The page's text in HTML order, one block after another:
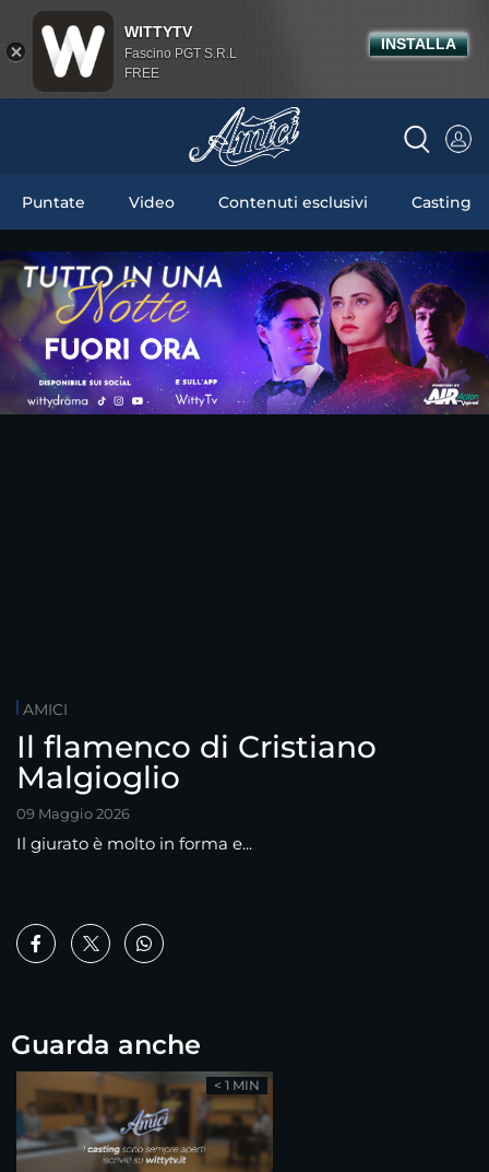
Puntate Video Contenuti esclusivi Casting
AMICI
Il flamenco di Cristiano
Malgioglio
09 Maggio 2026
Il giurato è molto in forma e...
Guarda anche
< 1 MIN
WITTYTV
Fascino PGT S.R.L
FREE
INSTALLA